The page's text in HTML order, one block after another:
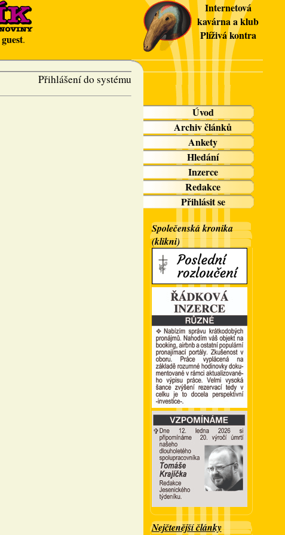
guest.
Internetová
kavárna a klub
Plíživá kontra
Přihlášení do systému
Úvod
Archiv článků
Ankety
Hledání
Inzerce
Redakce
Přihlásit se
Společenská kronika
(klikni)
Nejčtenější články